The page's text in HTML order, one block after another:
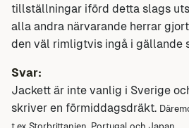
tillställningar iförd detta slags
alla andra närvarande herrar
den väl rimligtvis ingå i gällande
Svar:
Jackett är inte vanlig i Sverige
skriver en förmiddagsdräkt.